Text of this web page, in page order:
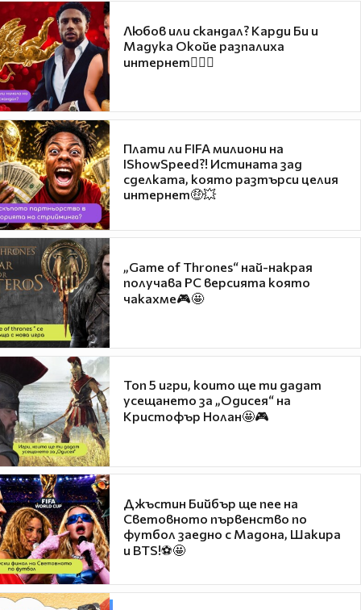
Любов или скандал? Карди Би и
Мадука Окойе разпалиха
интернет❤️‍🔥🔥
Плати ли FIFA милиони на
IShowSpeed?! Истината зад
сделката, която разтърси целия
интернет🤑💥
„Game of Thrones“ най-накрая
получава PC версията която
чакахме🎮🤩
Топ 5 игри, които ще ти дадат
усещането за „Одисея“ на
Кристофър Нолан🤩🎮
Джъстин Бийбър ще пее на
Световното първенство по
футбол заедно с Мадона, Шакира
и BTS!⚽🤩